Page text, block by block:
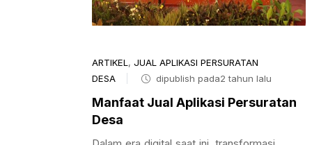
ARTIKEL , JUAL APLIKASI PERSURATAN
DESA
dipublish pada2 tahun lalu
Manfaat Jual Aplikasi Persuratan
Desa